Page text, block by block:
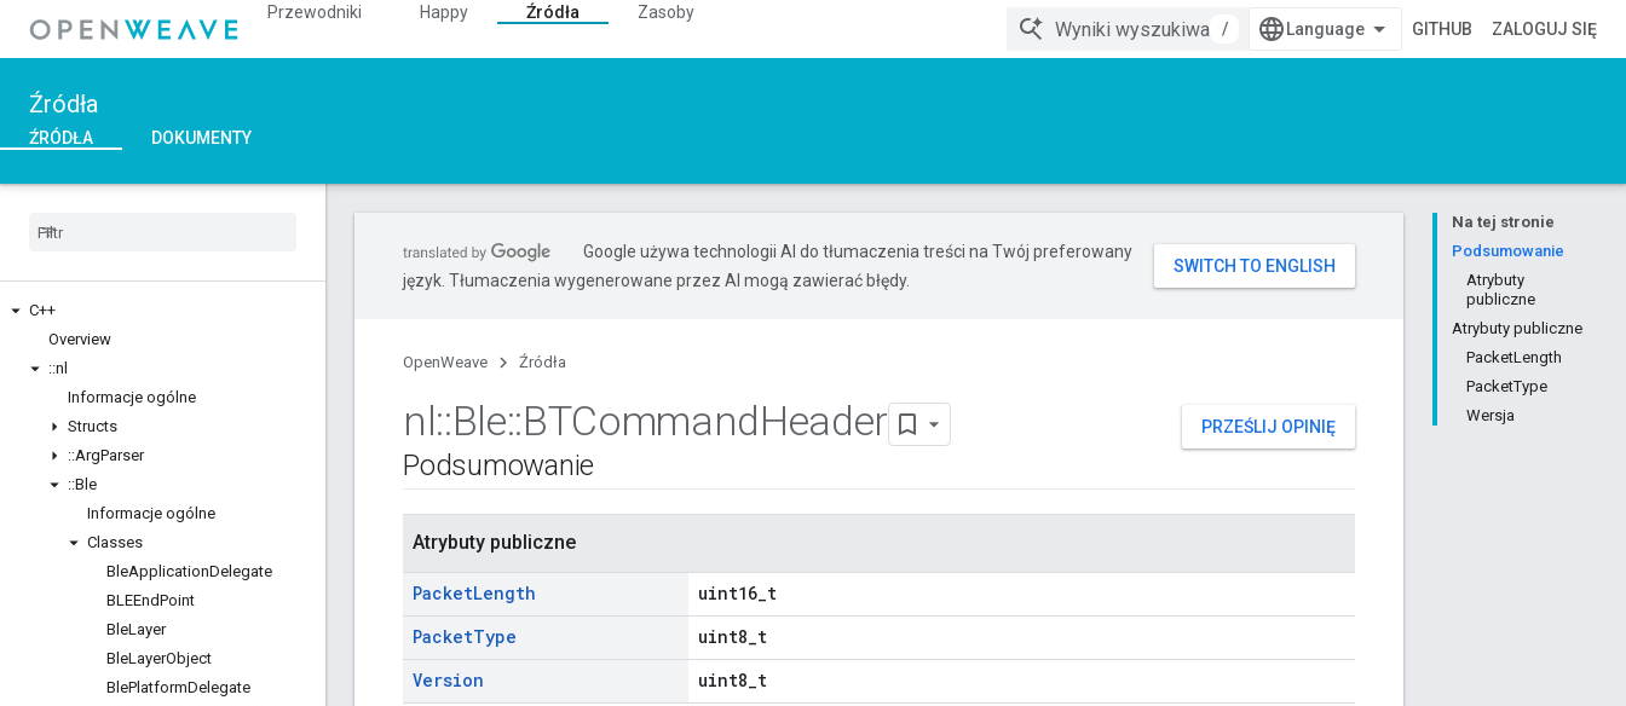
Przewodniki Happy Źródła
Zasoby
/
GITHUB ZALOGUJ SIĘ
Źródła
ŹRÓDŁA DOKUMENTY
C++
Overview
::nl
Informacje ogólne
Structs
::ArgParser
::Ble
Informacje ogólne
Classes
BleApplicationDelegate
BLEEndPoint
BleLayer
BleLayerObject
BlePlatformDelegate
Na tej stronie
Podsumowanie
Atrybuty
publiczne
Atrybuty publiczne
PacketLength
PacketType
Wersja
Google używa technologii AI do tłumaczenia treści na Twój preferowany
język. Tłumaczenia wygenerowane przez AI mogą zawierać błędy.
OpenWeave Źródła
PRZEŚLIJ OPINIĘ
nl::Ble::BTCommandHeader
Podsumowanie
Atrybuty publiczne
PacketLength
uint16_t
PacketType
uint8_t
Version
uint8_t